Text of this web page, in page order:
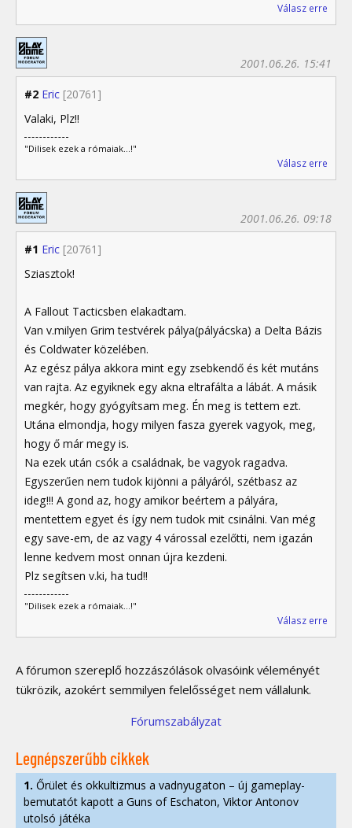
Válasz erre
#2 Eric [20761]
2001.06.26. 15:41
Valaki, Plz!!
"Dilisek ezek a rómaiak...!"
Válasz erre
#1 Eric [20761]
2001.06.26. 09:18
Sziasztok!
A Fallout Tacticsben elakadtam.
Van v.milyen Grim testvérek pálya(pályácska) a Delta Bázis
és Coldwater közelében.
Az egész pálya akkora mint egy zsebkendő és két mutáns
van rajta. Az egyiknek egy akna eltrafálta a lábát. A másik
megkér, hogy gyógyítsam meg. Én meg is tettem ezt.
Utána elmondja, hogy milyen fasza gyerek vagyok, meg,
hogy ő már megy is.
Na ezek után csók a családnak, be vagyok ragadva.
Egyszerűen nem tudok kijönni a pályáról, szétbasz az
ideg!!! A gond az, hogy amikor beértem a pályára,
mentettem egyet és így nem tudok mit csinálni. Van még
egy save-em, de az vagy 4 várossal ezelőtti, nem igazán
lenne kedvem most onnan újra kezdeni.
Plz segítsen v.ki, ha tud!!
"Dilisek ezek a rómaiak...!"
Válasz erre
A fórumon szereplő hozzászólások olvasóink véleményét
tükrözik, azokért semmilyen felelősséget nem vállalunk.
Fórumszabályzat
Legnépszerűbb cikkek
1. Őrület és okkultizmus a vadnyugaton – új gameplay-
bemutatót kapott a Guns of Eschaton, Viktor Antonov
utolsó játéka